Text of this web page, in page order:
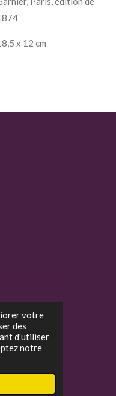
votre
des
d'utiliser
notre
x 12 cm